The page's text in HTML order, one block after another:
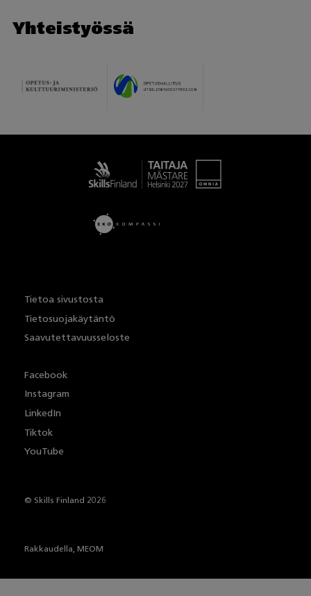
Yhteistyössä
Tietoa sivustosta
Tietosuojakäytäntö
Saavutettavuusseloste
Facebook
Instagram
LinkedIn
Tiktok
YouTube
© Skills Finland 2026
Rakkaudella, MEOM